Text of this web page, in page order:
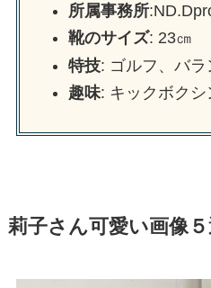
所属事務所
靴のサイズ: 23㎝
特技: ゴルフ、バラ
趣味: キックボクシ
莉子さん可愛い画像